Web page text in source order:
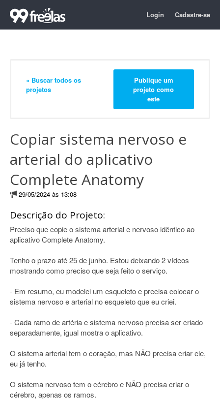
Login Cadastre-se
« Buscar todos os
projetos
Publique um
projeto como
este
Copiar sistema nervoso e
arterial do aplicativo
Complete Anatomy
29/05/2024 às 13:08
Descrição do Projeto:
Preciso que copie o sistema arterial e nervoso idêntico ao
aplicativo Complete Anatomy.
Tenho o prazo até 25 de junho. Estou deixando 2 vídeos
mostrando como preciso que seja feito o serviço.
- Em resumo, eu modelei um esqueleto e precisa colocar o
sistema nervoso e arterial no esqueleto que eu criei.
- Cada ramo de artéria e sistema nervoso precisa ser criado
separadamente, igual mostra o aplicativo.
O sistema arterial tem o coração, mas NÃO precisa criar ele,
eu já tenho.
O sistema nervoso tem o cérebro e NÃO precisa criar o
cérebro, apenas os ramos.